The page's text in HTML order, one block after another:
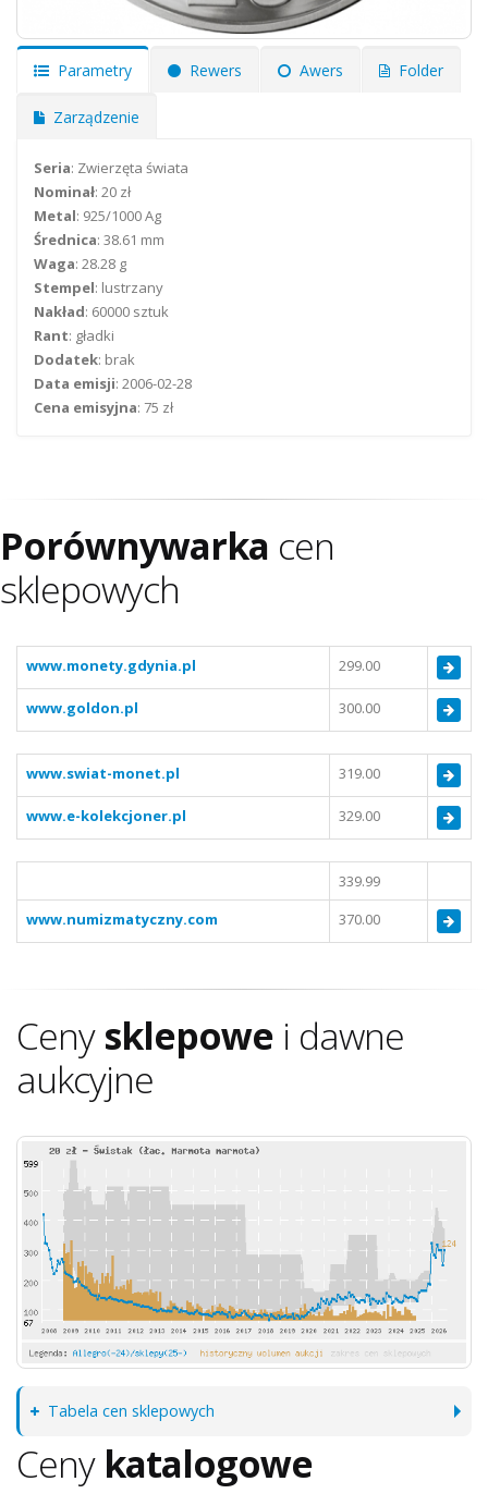
Parametry Rewers Awers Folder
Zarządzenie
Seria: Zwierzęta świata
Nominał: 20 zł
Metal: 925/1000 Ag
Średnica: 38.61 mm
Waga: 28.28 g
Stempel: lustrzany
Nakład: 60000 sztuk
Rant: gładki
Dodatek: brak
Data emisji: 2006-02-28
Cena emisyjna: 75 zł
Porównywarka cen
sklepowych
www.monety.gdynia.pl 299.00
www.goldon.pl 300.00
www.swiat-monet.pl 319.00
www.e-kolekcjoner.pl 329.00
339.99
www.numizmatyczny.com
370.00
Cenysklepowe i dawne
aukcyjne
Tabela cen sklepowych
Ceny katalogowe